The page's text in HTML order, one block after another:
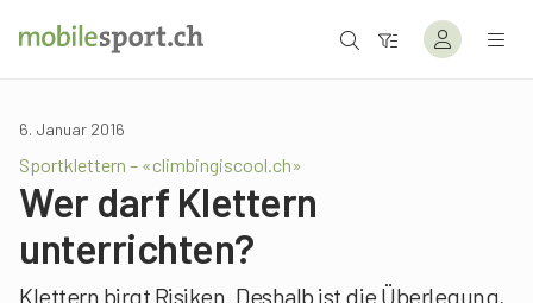
6. Januar 2016
Sportklettern – «climbingiscool.ch»
Wer darf Klettern
unterrichten?
Klettern birgt Risiken. Deshalb ist die Überlegung,